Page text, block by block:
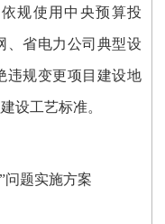
规使用中央预算投
、省电力公司典型设
违规变更项目建设地
设工艺标准。
问题实施方案